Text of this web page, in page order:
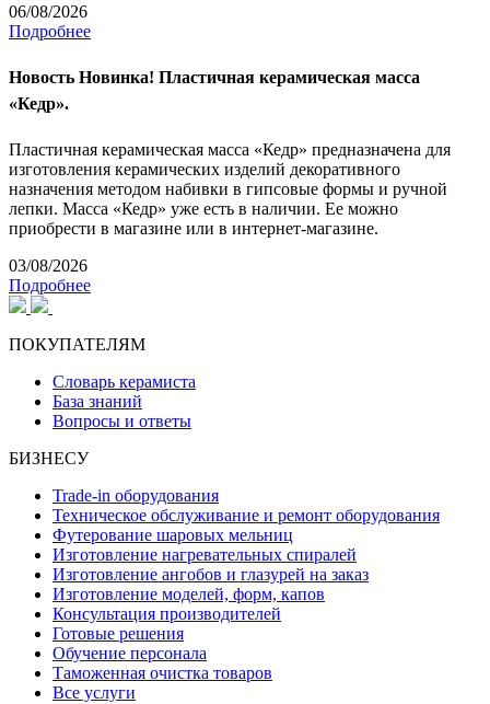
06/08/2026
Подробнее
Новость Новинка! Пластичная керамическая масса
«Кедр».
Пластичная керамическая масса «Кедр» предназначена для
изготовления керамических изделий декоративного
назначения методом набивки в гипсовые формы и ручной
лепки. Масса «Кедр» уже есть в наличии. Ее можно
приобрести в магазине или в интернет-магазине.
03/08/2026
Подробнее
ПОКУПАТЕЛЯМ
Словарь керамиста
База знаний
Вопросы и ответы
БИЗНЕСУ
Trade-in оборудования
Техническое обслуживание и ремонт оборудования
Футерование шаровых мельниц
Изготовление нагревательных спиралей
Изготовление ангобов и глазурей на заказ
Изготовление моделей, форм, капов
Консультация производителей
Готовые решения
Обучение персонала
Таможенная очистка товаров
Все услуги